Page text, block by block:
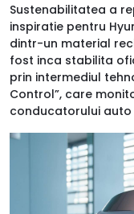
Sustenabilitatea a
inspiratie pentru
dintr-un material
fost inca stabilita
prin intermediul
Control”, care
conducatorului